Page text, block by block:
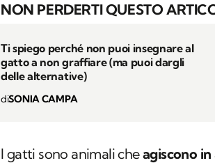
NON PERDERTI QUESTO
Ti spiego perché non puoi insegnare al
gatto a non graffiare (ma puoi dargli
delle alternative)
diSONIA CAMPA
I gatti sono animali cheagiscono